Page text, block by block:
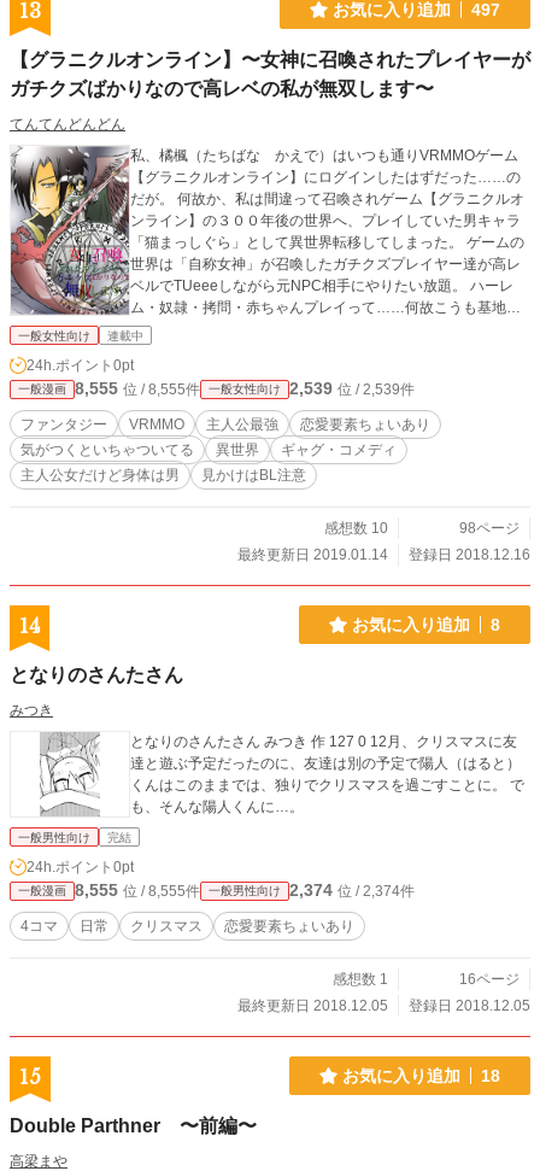
13 お気に入り追加 497
【グラニクルオンライン】〜女神に召喚されたプレイヤーが
ガチクズばかりなので高レベの私が無双します〜
てんてんどんどん
私、橘楓（たちばな かえで）はいつも通りVRMMOゲーム
【グラニクルオンライン】にログインしたはずだった……の
だが。 何故か、私は間違って召喚されゲーム【グラニクルオ
ンライン】の３００年後の世界へ、プレイしていた男キャラ
「猫まっしぐら」として異世界転移してしまった。 ゲームの
世界は「自称女神」が召喚したガチクズプレイヤー達が高レ
ベルでTUeeeしながら元NPC相手にやりたい放題。 ハーレ
ム・奴隷・拷問・赤ちゃんプレイって……何故こうも基地外
プレイヤーばかりが揃うのか。 おかげでこの世界のプレイヤ
態エルフを引き連れて、はじまる世直し旅。 高レベルで無双
します。 ※アルファポリスで連載中小説版【グラニクルオン
ライン】〜女神に召喚されたプレイヤーがガチクズばかりな
ので高レベの私が無双します〜のダイジェスト版漫画です 宜
しければそちらもご覧ください
一般女性向け 連載中
24h.ポイント 0pt
一般漫画 8,555 位 / 8,555件 一般女性向け 2,539 位 / 2,539件
ファンタジー VRMMO 主人公最強
恋愛要素ちょいあり
気がつくといちゃついてる
異世界
ギャグ・コメディ
主人公女だけど身体は男
見かけはBL注意
感想数 10
98ページ
最終更新日 2019.01.14
登録日 2018.12.16
14 お気に入り追加 8
となりのさんたさん
みつき
となりのさんたさん みつき 作 127 0 12月、クリスマスに友
達と遊ぶ予定だったのに、友達は別の予定で陽人（はると）
くんはこのままでは、独りでクリスマスを過ごすことに。 で
も、そんな陽人くんに…。
一般男性向け 完結
24h.ポイント 0pt
一般漫画 8,555 位 / 8,555件 一般男性向け 2,374 位 / 2,374件
4コマ 日常 クリスマス 恋愛要素ちょいあり
感想数 1
16ページ
最終更新日 2018.12.05
登録日 2018.12.05
15 お気に入り追加 18
Double Parthner 〜前編〜
高梁まや